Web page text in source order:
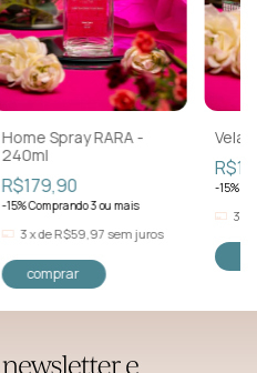
Home Spray RARA -
240ml
R$179,90
-15% Comprando 3 ou mais
3 xdeR$59,97 sem juros
Vela
-15%
3